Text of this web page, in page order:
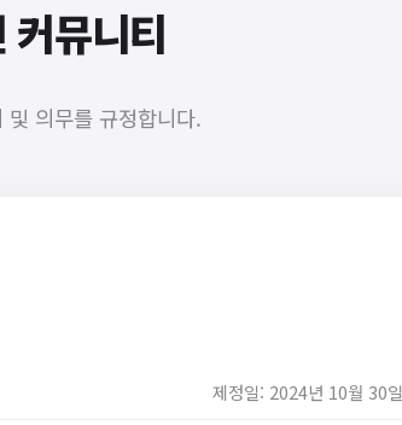
커뮤니티
의무를 규정합니다.
제정일: 2024년 10월 30일